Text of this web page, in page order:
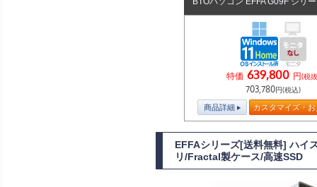
特価 639,800 円(税
703,780円(税込)
商品詳細 カスタマイズ・
EFFAシリーズ[送料無料] ハイ
リ/Fractal製ケース/高速SSD